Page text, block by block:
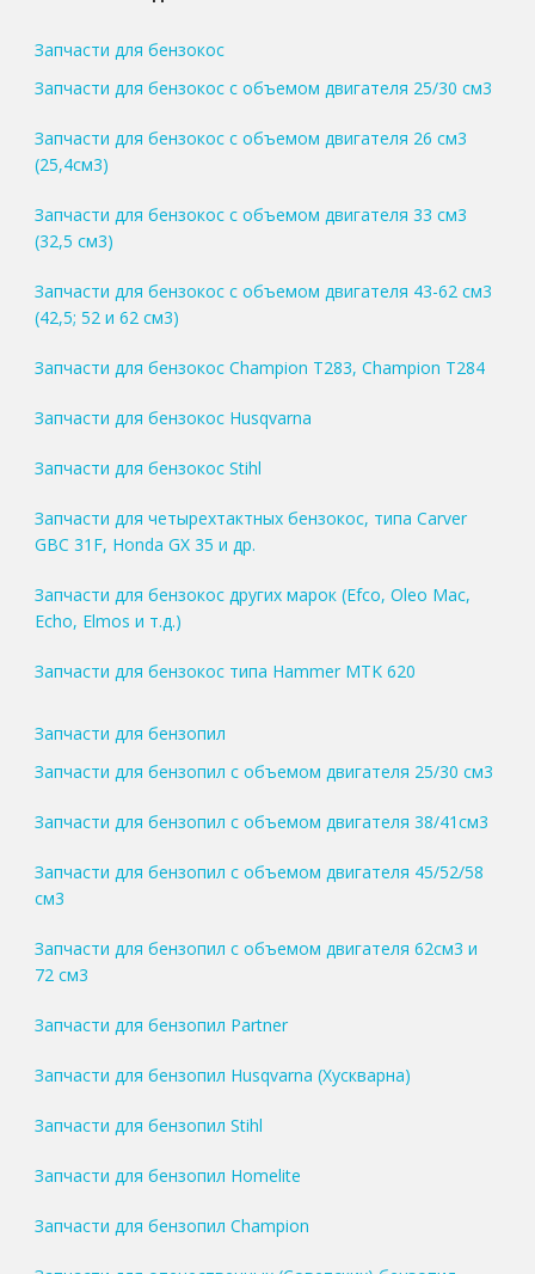
Запчасти для бензокос
Запчасти для бензокос с объемом двигателя 25/30 см3
Запчасти для бензокос с объемом двигателя 26 см3
(25,4см3)
Запчасти для бензокос с объемом двигателя 33 см3
(32,5 см3)
Запчасти для бензокос с объемом двигателя 43-62 см3
(42,5; 52 и 62 см3)
Запчасти для бензокос Champion T283, Champion T284
Запчасти для бензокос Husqvarna
Запчасти для бензокос Stihl
Запчасти для четырехтактных бензокос, типа Carver
GBC 31F, Honda GX 35 и др.
Запчасти для бензокос других марок (Efco, Oleo Mac,
Echo, Elmos и т.д.)
Запчасти для бензокос типа Hammer MTK 620
Запчасти для бензопил
Запчасти для бензопил с объемом двигателя 25/30 см3
Запчасти для бензопил с объемом двигателя 38/41см3
Запчасти для бензопил с объемом двигателя 45/52/58
см3
Запчасти для бензопил с объемом двигателя 62см3 и
72 см3
Запчасти для бензопил Partner
Запчасти для бензопил Husqvarna (Хускварна)
Запчасти для бензопил Stihl
Запчасти для бензопил Homelite
Запчасти для бензопил Champion